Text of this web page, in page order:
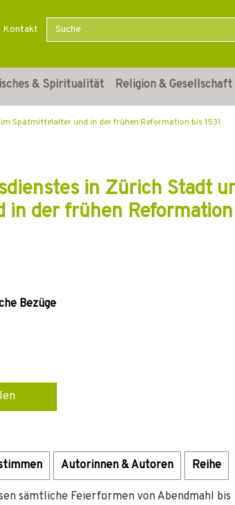
Kontakt
& Spiritualität Religion & Gesellschaft
Spätmittelalter und in der frühen Reformation bis 1531
in Zürich Stadt
der frühen Reformation
Bezüge
Autorinnen & Autoren Reihe
sämtliche Feierformen von Abendmahl bis